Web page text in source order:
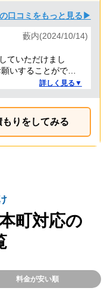
口コミをもっと見る▶
藪内(2024/10/14)
ていただけまし
いすることができ
詳しく見る▼
りをしてみる
町対応の
料金が安い順